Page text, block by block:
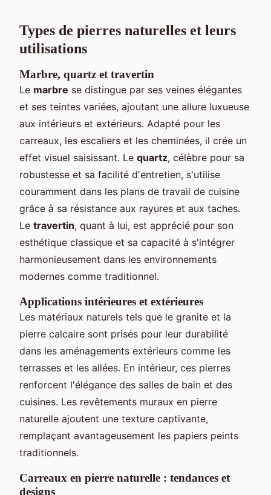
Types de pierres naturelles et leurs
utilisations
Marbre, quartz et travertin
Le marbre se distingue par ses veines élégantes
et ses teintes variées, ajoutant une allure luxueuse
aux intérieurs et extérieurs. Adapté pour les
carreaux, les escaliers et les cheminées, il crée un
effet visuel saisissant. Le quartz, célèbre pour sa
robustesse et sa facilité d'entretien, s'utilise
couramment dans les plans de travail de cuisine
grâce à sa résistance aux rayures et aux taches.
Le travertin, quant à lui, est apprécié pour son
esthétique classique et sa capacité à s'intégrer
harmonieusement dans les environnements
modernes comme traditionnel.
Applications intérieures et extérieures
Les matériaux naturels tels que le granite et la
pierre calcaire sont prisés pour leur durabilité
dans les aménagements extérieurs comme les
terrasses et les allées. En intérieur, ces pierres
renforcent l'élégance des salles de bain et des
cuisines. Les revêtements muraux en pierre
naturelle ajoutent une texture captivante,
remplaçant avantageusement les papiers peints
traditionnels.
Carreaux en pierre naturelle : tendances et
designs